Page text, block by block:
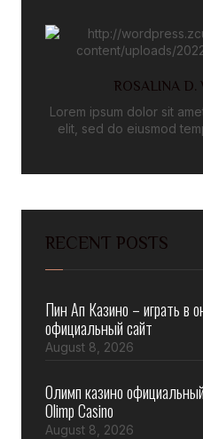
ROSALINA D.
Lorem ipsum dolor sit
elit, sed do eiusmod
RECENT POSTS
Пин Ап Казино – играть в
официальный сайт
August 8, 2026
Олимп казино
Olimp Casino
August 8, 2026